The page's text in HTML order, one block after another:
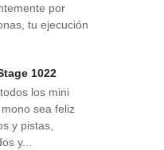
por
tu ejecución
1022
los mini
sea feliz
y pistas,
y...